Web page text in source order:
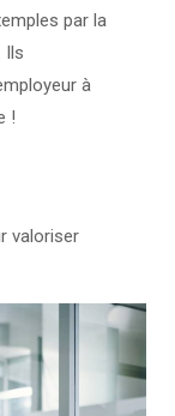
par la
Ils
à
!
valoriser